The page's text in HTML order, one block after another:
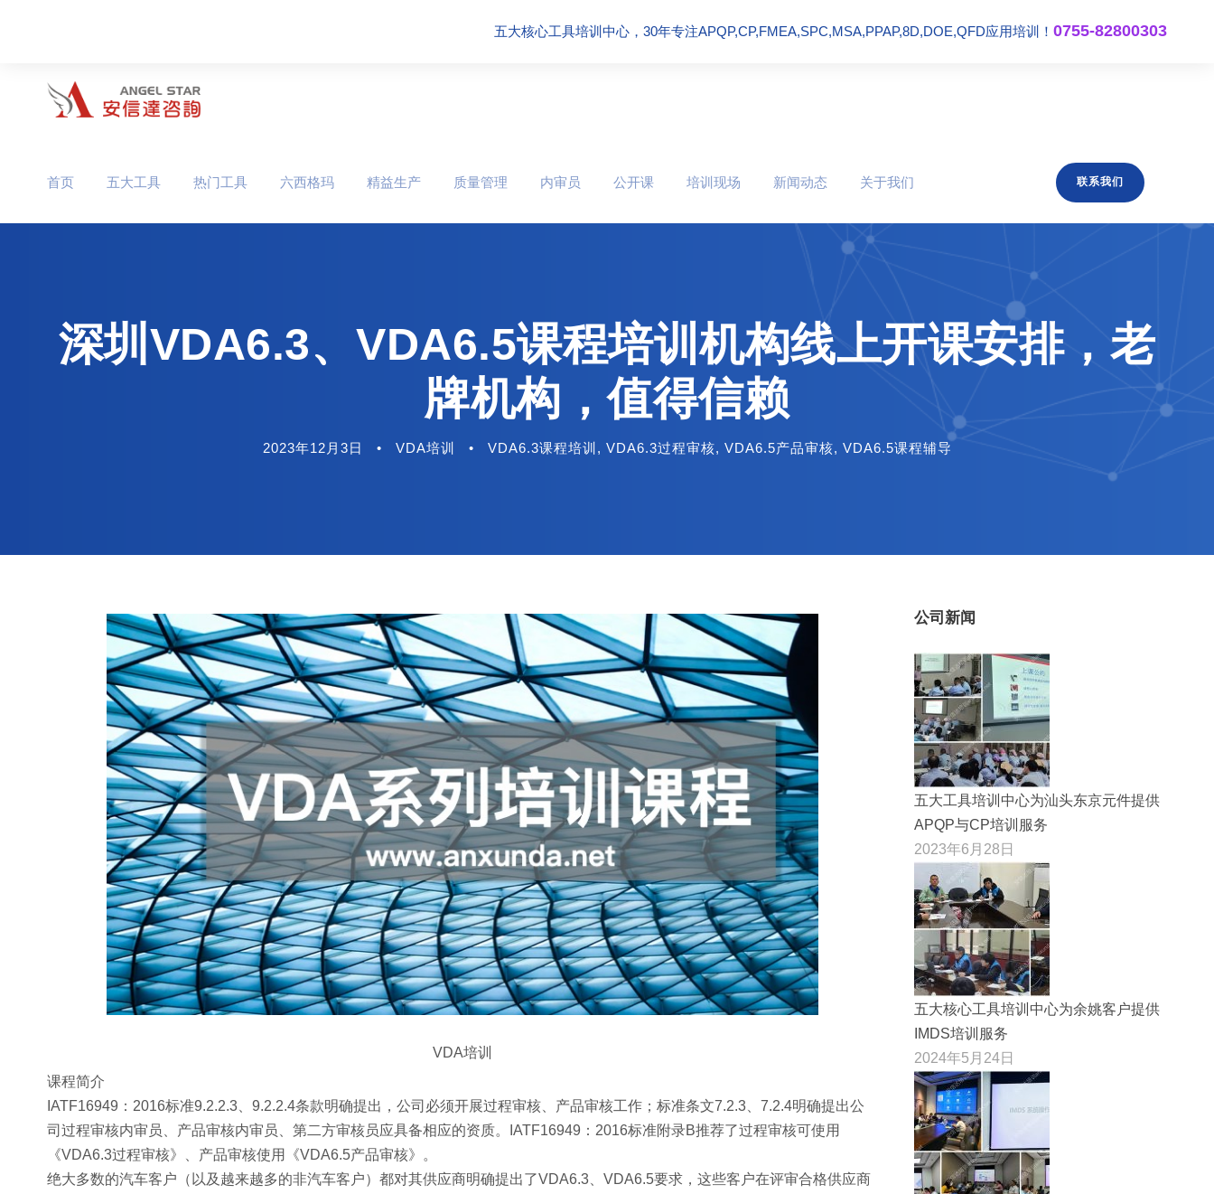
五大核心工具培训中心，30年专注APQP,CP,FMEA,SPC,MSA,PPAP,8D,DOE,QFD应用培训！ 0755-82800303
首页 五大工具 热门工具 六西格玛 精益生产 质量管理 内审员 公开课 培训现场 新闻动态 关于我们 联系我们
深圳VDA6.3、VDA6.5课程培训机构线上开课安排，老
牌机构，值得信赖
2023年12月3日 • VDA培训 • VDA6.3课程培训 , VDA6.3过程审核, VDA6.5产品审核, VDA6.5课程辅导
VDA培训
课程简介
IATF16949：2016标准9.2.2.3、9.2.2.4条款明确提出，公司必须开展过程审核、产品审核工作；标准条文7.2.3、7.2.4明确提出公
司过程审核内审员、产品审核内审员、第二方审核员应具备相应的资质。IATF16949：2016标准附录B推荐了过程审核可使用
《VDA6.3过程审核》、产品审核使用《VDA6.5产品审核》。
绝大多数的汽车客户（以及越来越多的非汽车客户）都对其供应商明确提出了VDA6.3、VDA6.5要求，这些客户在评审合格供应商
公司新闻
五大工具培训中心为汕头东京元件提供
APQP与CP培训服务
2023年6月28日
五大核心工具培训中心为余姚客户提供
IMDS培训服务
2024年5月24日